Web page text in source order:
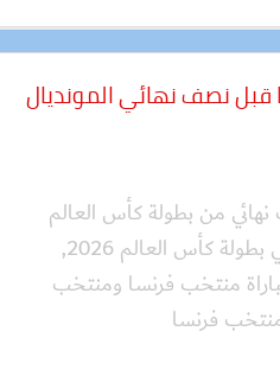
قبل نصف نهائي المونديال
نهائي من بطولة كأس العالم
بطولة كأس العالم 2026
,
منتخب فرنسا ومنتخب
فرنسا